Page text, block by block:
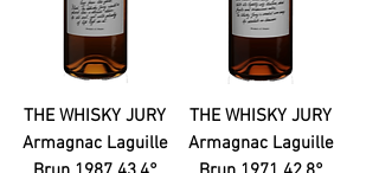
THE WHISKY JURY
Armagnac Laguille
THE WHISKY JURY
Armagnac Laguille